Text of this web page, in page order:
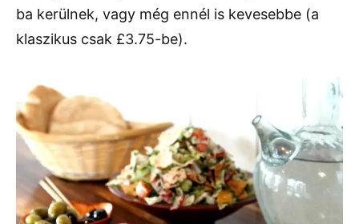
ba kerülnek, vagy még ennél is kevesebbe (a
klaszikus csak £3.75-be).